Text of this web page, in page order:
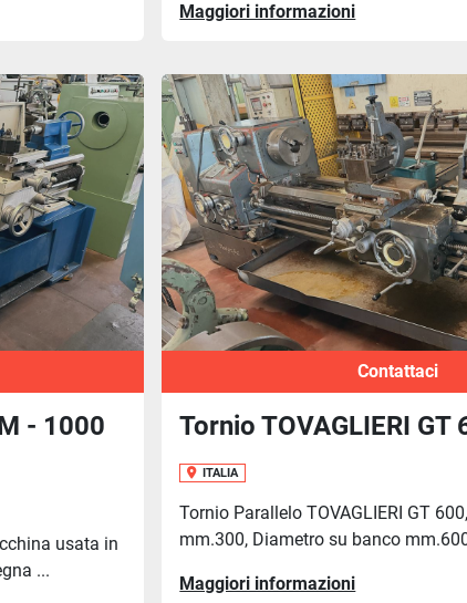
Maggiori informazioni
- 1000
usata in
...
Contattaci
Tornio TOVAGLIERI GT
ITALIA
Tornio Parallelo TOVAGLIERI GT
mm.300, Diametro su banco
Maggiori informazioni